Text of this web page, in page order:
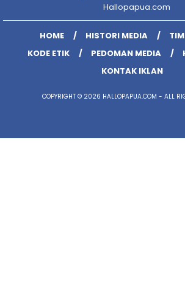
Hallopapua.com
HOME HISTORI MEDIA
KODE ETIK
PEDOMAN MEDIA
KONTAK IKLAN
COPYRIGHT © 2026 HALLOPAPUA.COM - ALL